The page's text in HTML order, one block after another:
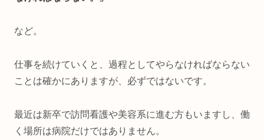
など。
仕事を続けていくと、過程としてやらなければならない
ことは確かにありますが、必ずではないです。
最近は新卒で訪問看護や美容系に進む方もいますし、働
く場所は病院だけではありません。